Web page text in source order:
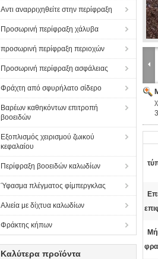
Αντι αναρριχηθείτε στην περίφραξη
Προσωρινή περίφραξη χάλυβα
προσωρινή περίφραξη περιοχών
Προσωρινή περίφραξη ασφάλειας
Φράχτη από σφυρήλατο σίδερο
Βαρέων καθηκόντων επιτροπή
βοοειδών
Εξοπλισμός χειρισμού ζωικού
κεφαλαίου
Περίφραξη βοοειδών καλωδίων
Ύφασμα πλέγματος φίμπεργκλας
Αλιεία με δίχτυα καλωδίων
Φράκτης κήπων
Καλύτερα προϊόντα